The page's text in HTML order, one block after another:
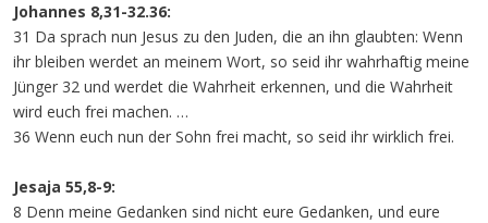
Johannes 8,31-32.36:
31 Da sprach nun Jesus zu den Juden, die an ihn glaubten: Wenn
ihr bleiben werdet an meinem Wort, so seid ihr wahrhaftig meine
Jünger 32 und werdet die Wahrheit erkennen, und die Wahrheit
wird euch frei machen. …
36 Wenn euch nun der Sohn frei macht, so seid ihr wirklich frei.
Jesaja 55,8-9:
8 Denn meine Gedanken sind nicht eure Gedanken, und eure